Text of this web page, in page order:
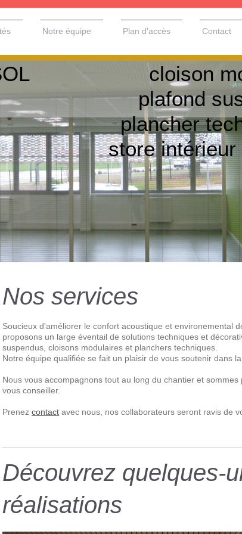
Notre équipe Plan d'accès Contact
cloison
intérieur
Nos services
Soucieux d'améliorer le confort acoustique et environemental
proposons un large éventail de solutions techniques et
suspendus, cloisons modulaires et planchers techniques.
Notre équipe qualifiée se fait un plaisir de vous soutenir dans
Nous vous accompagnons tout au long du chantier et
vous conseiller.
Prenezcontact avec nous, nos collaborateurs seront ravis de
Découvrez quelques-
réalisations